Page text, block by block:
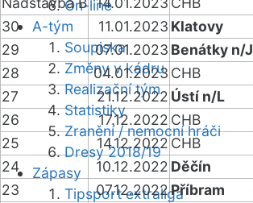
On-line
A-tým
Soupiska
Změny v kádru
Realizační tým
Statistiky
Zranění / nemocní hráči
Dresy 2018/19
Zápasy
Tipsport extraliga
30
11.01.2023 Klatovy
29
07.01.2023 Benátky n/J
28
04.01.2023 CHB
27
21.12.2022 Ústí n/L
26
17.12.2022 CHB
25
14.12.2022 CHB
24
10.12.2022 Děčín
23
07.12.2022Příbram